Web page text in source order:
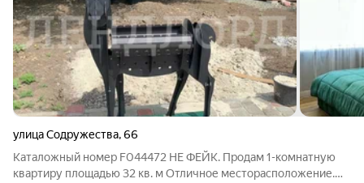
улица Содружества,66
Каталожный номер F044472 НЕ ФЕЙК. Продам 1-комнатную
квартиру площадью 32 кв. м Отличное месторасположение.